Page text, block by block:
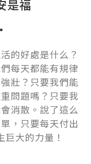
是福
的好處是什么？
每天都能有規律
壯？只要我們能
問題嗎？只要我
消散。說了這么
，只要每天付出
大的力量！